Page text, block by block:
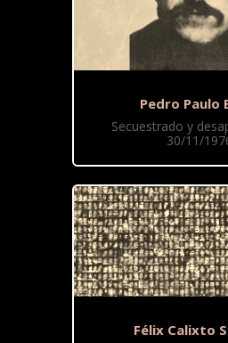
Pedro Paulo
Secuestrado y
30/11/
Félix Calixto